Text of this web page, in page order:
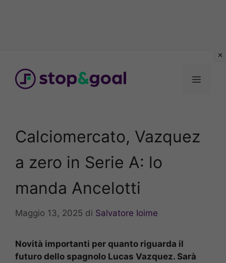
contenuto
Menu
Calciomercato, Vazquez
a zero in Serie A: lo
manda Ancelotti
Maggio 13, 2025 di Salvatore Ioime
Novità importanti per quanto riguarda il
futuro dello spagnolo Lucas Vazquez. Sarà